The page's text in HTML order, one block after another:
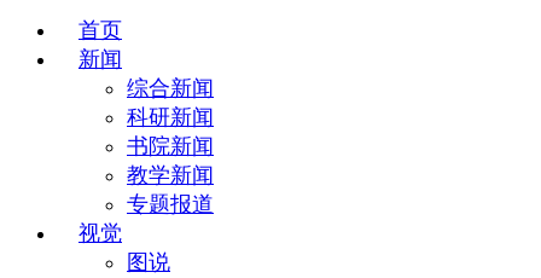
首页
新闻
综合新闻
科研新闻
书院新闻
教学新闻
专题报道
视觉
图说